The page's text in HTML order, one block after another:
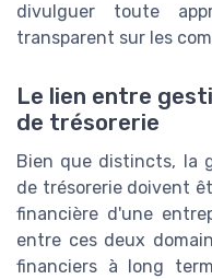
divulguer toute
transparent sur les
Le lien entre
de trésorerie
Bien que distincts, la
de trésorerie doivent
financière d'une
entre ces deux
financiers à long